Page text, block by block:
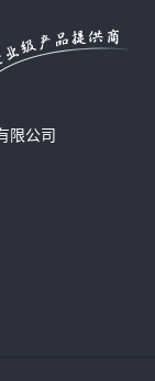
限公司